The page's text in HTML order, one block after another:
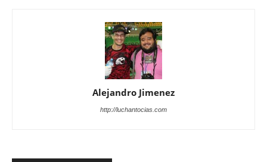
Alejandro Jimenez
http://luchantocias.com